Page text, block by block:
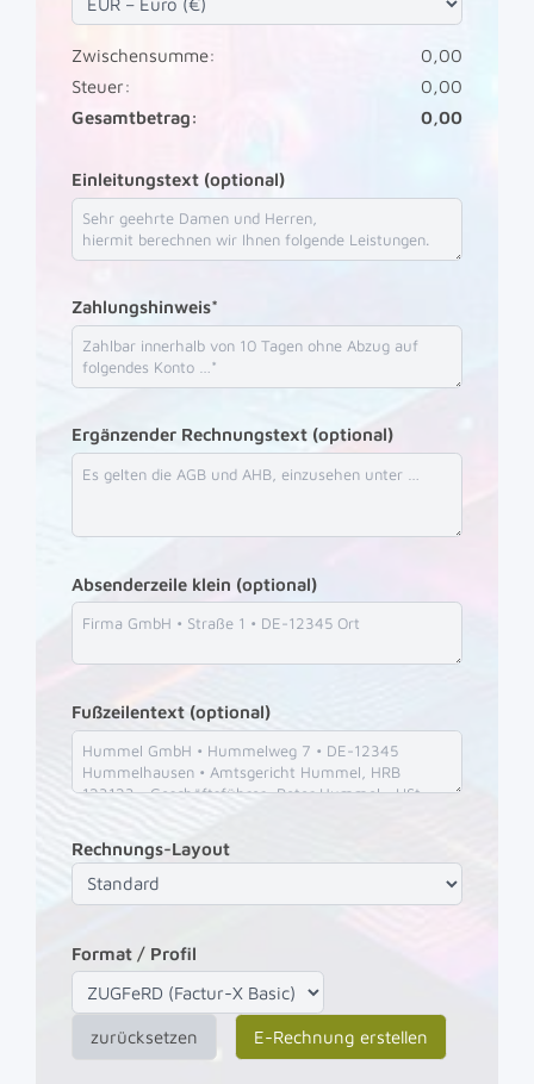
Zwischensumme:
0,00
Steuer:
0,00
Gesamtbetrag:
0,00
Einleitungstext (optional)
Zahlungshinweis*
Ergänzender Rechnungstext (optional)
Absenderzeile klein (optional)
Fußzeilentext (optional)
Rechnungs-Layout
Format / Profil
zurücksetzen E-Rechnung erstellen